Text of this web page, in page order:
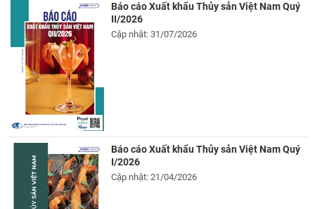
Báo cáo Xuất khẩu Thủy sản Việt Nam Quý
II/2026
Cập nhật: 31/07/2026
Báo cáo Xuất khẩu Thủy sản Việt Nam Quý
I/2026
Cập nhật: 21/04/2026